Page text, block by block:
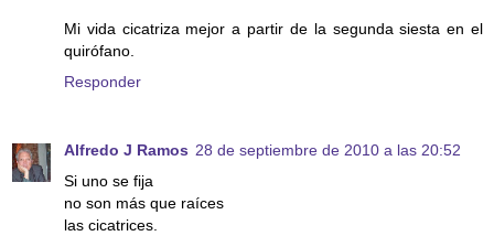
Mi vida cicatriza mejor a partir de la segunda siesta en el
quirófano.
Responder
Alfredo J Ramos 28 de septiembre de 2010 a las 20:52
Si uno se fija
no son más que raíces
las cicatrices.